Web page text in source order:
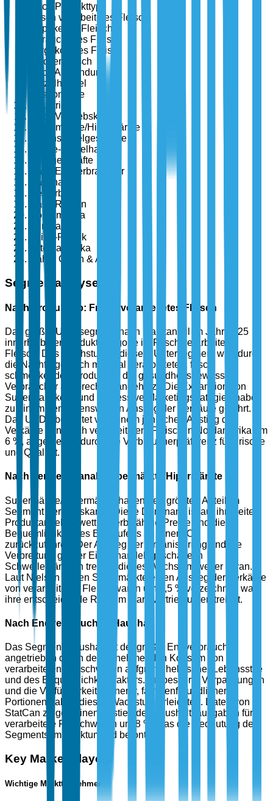
Nach Produkttyp
Frisch verarbeitetes Fleisch
Gepökeltes Fleisch
Geräuchertes Fleisch
Vorgekochtes Fleisch
Trockenfleisch
Nach Anwendung
Einzelhandel
Gastronomie
Industrie
Nach Vertriebskanal
Supermärkte/Hipermärkte
Lebensmittelgeschäfte
Online-Einzelhandel
Fachgeschäfte
Nach Endverbraucher
Haushalt
Gewerbe
Nach Region
Nordamerika
Europa
Asien-Pazifik
Lateinamerika
Naher Osten & Afrika
Segmentanalyse
Nach Produkttyp: Frisch verarbeitetes Fleisch
Das größte Untersegment nach Marktanteil im Jahr 2025
innerhalb der Produktkategorie ist Frisch verarbeitetes
Fleisch. Das Wachstum in diesem Untersegment wird durch
die Nachfrage nach minimal verarbeiteten, frisch
schmeckenden Produkten, die gesundheitsbewusste
Verbraucher ansprechen, angeheizt. Die Expansion von
Supermarktkette und aggressive Marketingstrategien haben
zu einem bemerkenswerten Anstieg der Verkäufe geführt.
Das USDA berichtet von einem jährlichen Anstieg der
Verkäufe von frisch verarbeitetem Fleisch in Nordamerika um
6 %, angetrieben durch die Verbraucherpräferenz für Frische
und Qualität.
Nach Vertriebskanal: Supermärkte/Hipermärkte
Supermärkte/Hipermärkte halten den größten Anteil im
Segment Vertriebskanal. Diese Dominanz ist auf ihr breites
Produktangebot, wettbewerbsfähige Preise und die
Bequemlichkeit des Einkaufens an einem Ort
zurückzuführen. Der Anstieg der Urbanisierung und die
Verbreitung großer Einzelhandelsgeschäfte in
Schwellenländern treiben dieses Wachstum weiter voran.
Laut Nielsen haben Supermärkte einen Anstieg der Verkäufe
von verarbeiteten Fleischwaren um 5,5 % verzeichnet, was
ihre entscheidende Rolle im Marktvertrieb unterstreicht.
Nach Endverbraucher: Haushalt
Das Segment Haushalt ist der größte Endverbraucher,
angetrieben durch den zunehmenden Konsum von
verarbeiteten Fleischwaren aufgrund hektischer Lebensstile
und des Bequemlichkeitsfaktors. Verbesserte Verpackungen
und die Verfügbarkeit kleinerer, familienfreundlicher
Portionen haben dieses Wachstum erleichtert. Daten von
StatCan zeigen einen Anstieg der Haushaltsausgaben für
verarbeitete Fleischwaren um 8 %, was die Bedeutung des
Segments im Marktumfeld betont.
Key Market Players
Wichtige Marktteilnehmer